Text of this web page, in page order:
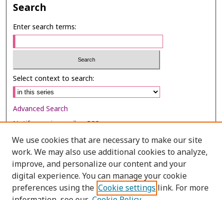
Search
Enter search terms:
Select context to search:
Advanced Search
Notify me via email orRSS
Browse
Collections
Disciplines
Authors
We use cookies that are necessary to make our site
work. We may also use additional cookies to analyze,
improve, and personalize our content and your
digital experience. You can manage your cookie
preferences using the Cookie settings link. For more